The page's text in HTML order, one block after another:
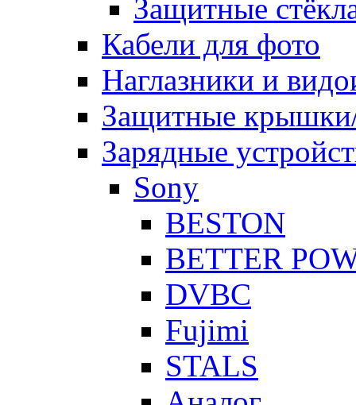
Защитные
Кабели для фото
Наглазники и
Защитные
Зарядные
Sony
BESTON
BETTER
DVBC
Fujimi
STALS